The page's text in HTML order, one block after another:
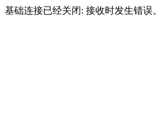
基础连接已经关闭: 接收时发生错误。